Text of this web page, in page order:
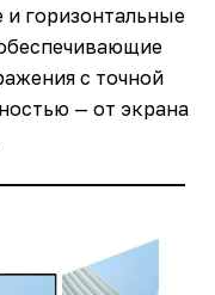
горизонтальные
с точной
— от экрана